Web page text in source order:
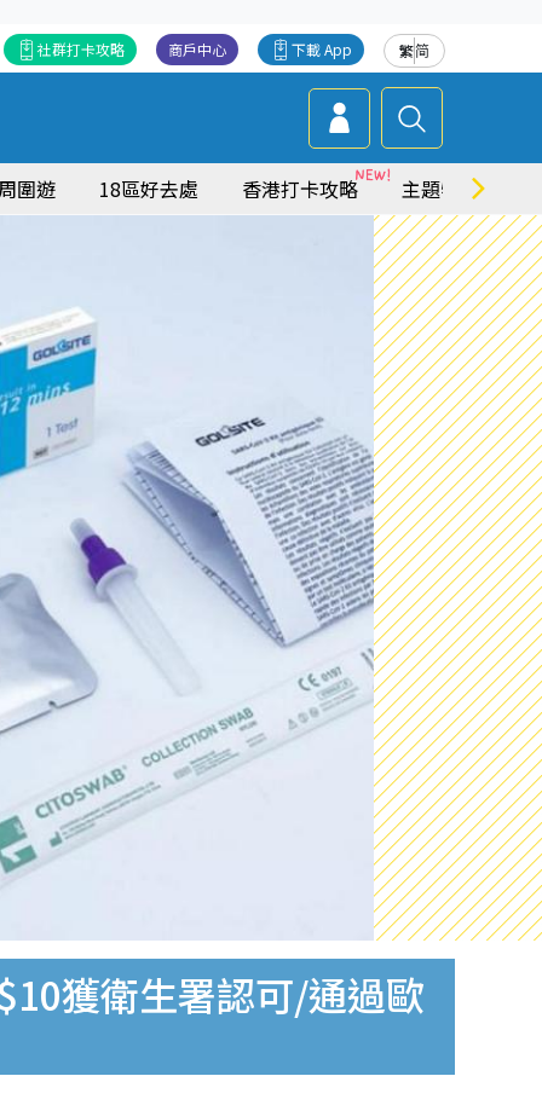
繁简
下載 App
商戶中心
社群打卡攻略
圍遊 18區好去處 香港打卡攻略 主題特集
獲衛生署認可/通過歐